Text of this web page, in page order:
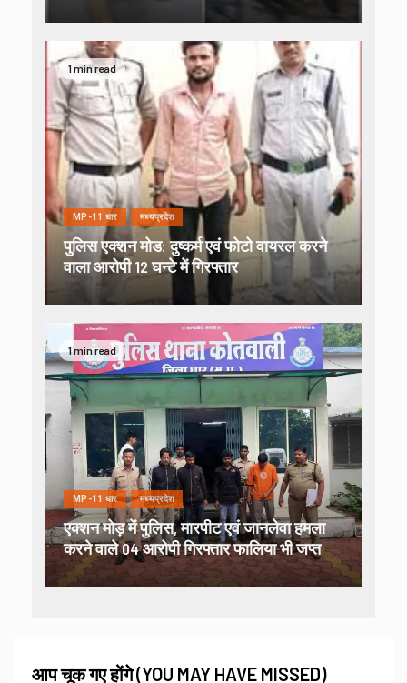
1 min read
MP-11 धार मध्यप्रदेश
पुलिस एक्शन मोड: दुष्कर्म एवं फोटो वायरल करने
वाला आरोपी 12 घन्टे में गिरफ्तार
1 min read
MP-11 धार मध्यप्रदेश
एक्शन मोड़ में पुलिस, मारपीट एवं जानलेवा हमला
करने वाले 04 आरोपी गिरफ्तार फालिया भी जप्त
आप चूक गए होंगे (YOU MAY HAVE MISSED)